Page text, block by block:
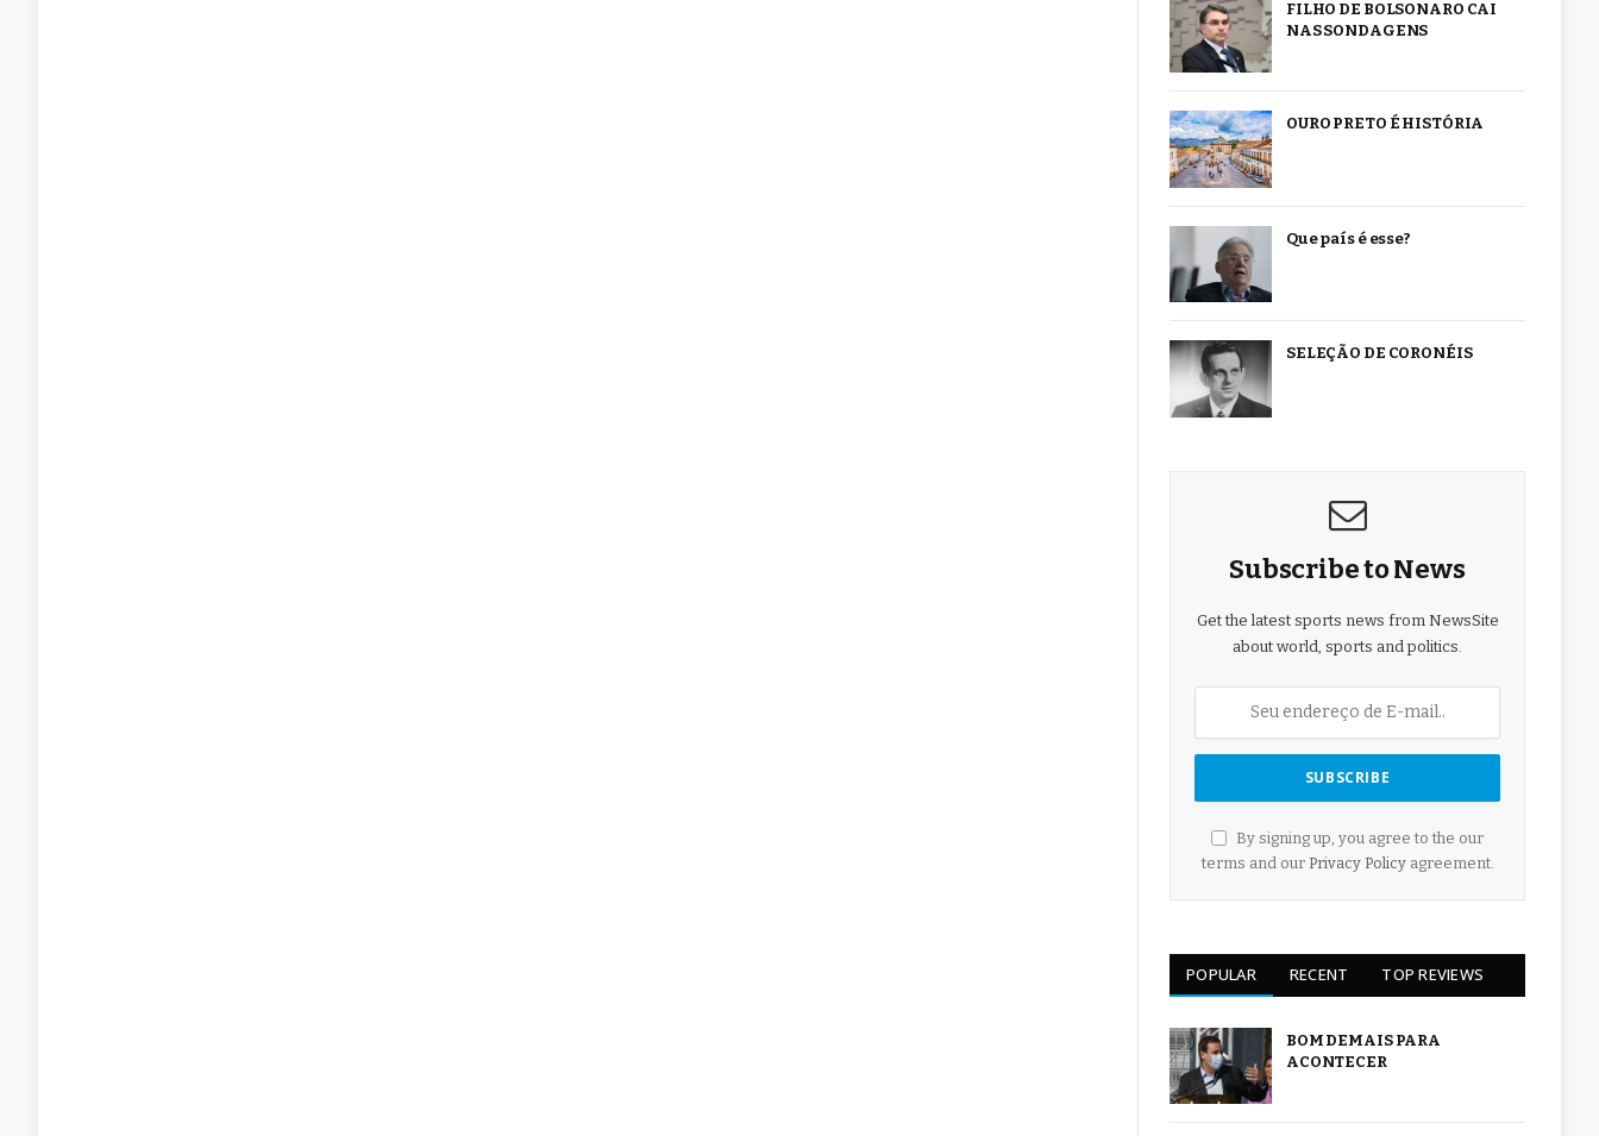
FILHO DE BOLSONARO CAI
NAS SONDAGENS
OURO PRETO É HISTÓRIA
Que país é esse?
SELEÇÃO DE CORONÉIS
Subscribe to News
Get the latest sports news from NewsSite
about world, sports and politics.
By signing up, you agree to the our
terms and our Privacy Policyagreement.
POPULAR RECENT TOP REVIEWS
BOM DEMAIS PARA
ACONTECER